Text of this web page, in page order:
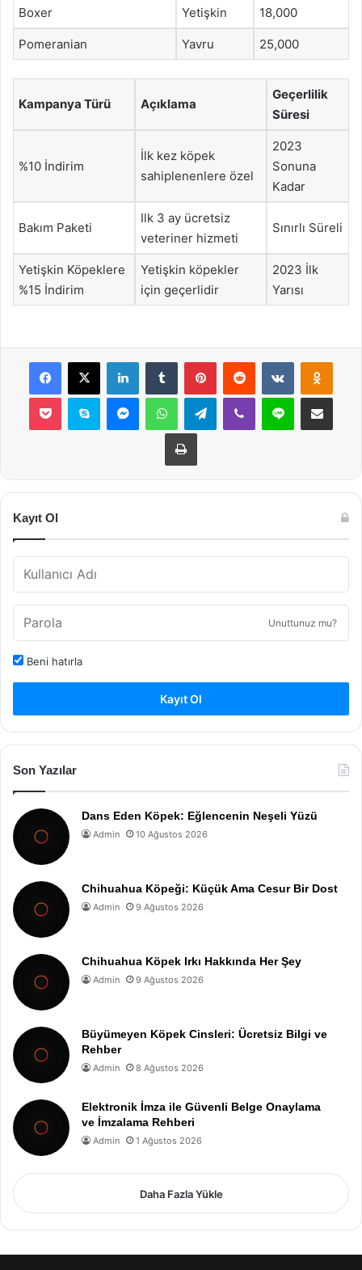
Boxer Yetişkin 18,000
Pomeranian Yavru 25,000
Kampanya Türü Açıklama
Geçerlilik
Süresi
%10 İndirim
İlk kez köpek
sahiplenenlere özel
2023
Sonuna
Kadar
Bakım Paketi
Ilk 3 ay ücretsiz
veteriner hizmeti
Sınırlı Süreli
Yetişkin Köpeklere
%15 İndirim
Yetişkin köpekler
için geçerlidir
2023 İlk
Yarısı
Facebook
X LinkedInTumblr PinterestReddit VKontakte
Pocket Skype MessengerWhatsAppTelegramViber Line E-Posta ile
Yazdır
Kayıt Ol
Unuttunuz mu?
Beni hatırla
Kayıt Ol
Son Yazılar
Dans Eden Köpek: Eğlencenin Neşeli Yüzü
Admin 10 Ağustos 2026
Chihuahua Köpeği: Küçük Ama Cesur Bir Dost
Admin 9 Ağustos 2026
Chihuahua Köpek Irkı Hakkında Her Şey
Admin 9 Ağustos 2026
Büyümeyen Köpek Cinsleri: Ücretsiz Bilgi ve
Rehber
Admin 8 Ağustos 2026
Elektronik İmza ile Güvenli Belge Onaylama
ve İmzalama Rehberi
Admin 1 Ağustos 2026
Daha Fazla Yükle